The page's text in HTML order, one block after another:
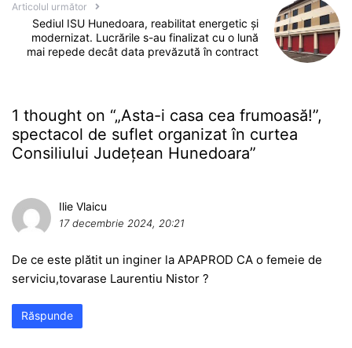
Articolul următor
Sediul ISU Hunedoara, reabilitat energetic și
modernizat. Lucrările s-au finalizat cu o lună
mai repede decât data prevăzută în contract
1 thought on “„Asta-i casa cea frumoasă!”,
spectacol de suflet organizat în curtea
Consiliului Județean Hunedoara”
Ilie Vlaicu
17 decembrie 2024, 20:21
De ce este plătit un inginer la APAPROD CA o femeie de
serviciu,tovarase Laurentiu Nistor ?
Răspunde